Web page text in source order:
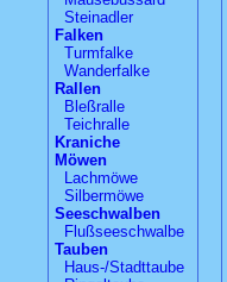
Steinadler
Falken
Turmfalke
Wanderfalke
Rallen
Bleßralle
Teichralle
Kraniche
Möwen
Lachmöwe
Silbermöwe
Seeschwalben
Flußseeschwalbe
Tauben
Haus-/Stadttaube